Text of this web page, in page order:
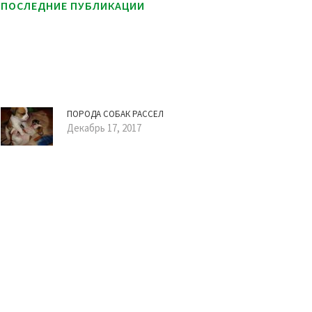
ПОСЛЕДНИЕ ПУБЛИКАЦИИ
ПОРОДА СОБАК РАССЕЛ
Декабрь 17, 2017